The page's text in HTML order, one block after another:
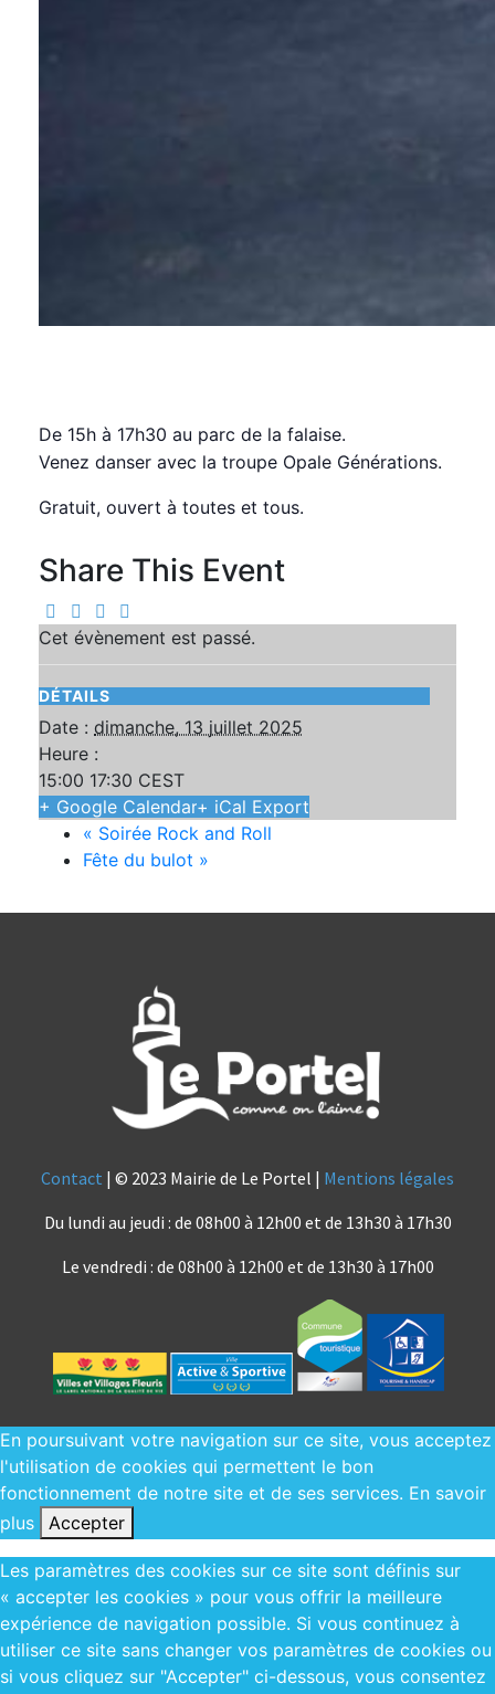
De 15h à 17h30 au parc de la falaise.
Venez danser avec la troupe Opale Générations.
Gratuit, ouvert à toutes et tous.
Share This Event
Cet évènement est passé.
DÉTAILS
Date : dimanche, 13 juillet 2025
Heure :
15:00 17:30 CEST
+ Google Calendar+ iCal Export
« Soirée Rock and Roll
Fête du bulot »
Contact | © 2023 Mairie de Le Portel | Mentions légales
Du lundi au jeudi : de 08h00 à 12h00 et de 13h30 à 17h30
Le vendredi : de 08h00 à 12h00 et de 13h30 à 17h00
En poursuivant votre navigation sur ce site, vous acceptez
l'utilisation de cookies qui permettent le bon
fonctionnement de notre site et de ses services. En savoir
plus
Accepter
Les paramètres des cookies sur ce site sont définis sur
« accepter les cookies » pour vous offrir la meilleure
expérience de navigation possible. Si vous continuez à
utiliser ce site sans changer vos paramètres de cookies ou
si vous cliquez sur "Accepter" ci-dessous, vous consentez